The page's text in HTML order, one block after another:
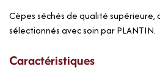
Cèpes séchés de qualité supérieure,
sélectionnés avec soin par PLANTIN.
Caractéristiques